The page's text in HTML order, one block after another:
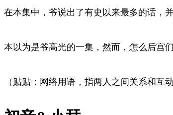
在本集中，爷说出了有史以来最多的话
本以为是爷高光的一集，然而，怎么后宫
（贴贴：网络用语，指两人之间关系和互